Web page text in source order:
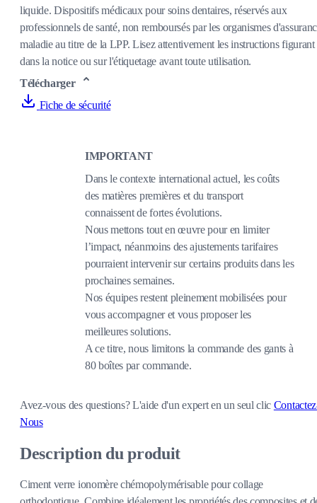
liquide. Dispositifs médicaux pour soins dentaires, réservés aux
professionnels de santé, non remboursés par les organismes
maladie au titre de la LPP. Lisez attentivement les instructions figurant
dans la notice ou sur l'étiquetage avant toute utilisation.
Télécharger
Fiche de sécurité
IMPORTANT
Dans le contexte international actuel, les coûts
des matières premières et du transport
connaissent de fortes évolutions.
Nous mettons tout en œuvre pour en limiter
l’impact, néanmoins des ajustements tarifaires
pourraient intervenir sur certains produits dans les
prochaines semaines.
Nos équipes restent pleinement mobilisées pour
vous accompagner et vous proposer les
meilleures solutions.
A ce titre, nous limitons la commande des gants à
80 boîtes par commande.
Avez-vous des questions?L'aide d'un expert en un seul clic
Nous
Description du produit
Ciment verre ionomère chémopolymérisable pour collage